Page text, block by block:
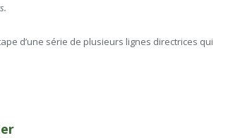
d’une série de plusieurs lignes directrices qui